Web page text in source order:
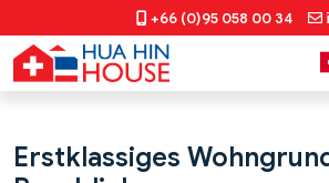
+66 (0)95 058 00 34
Erstklassiges